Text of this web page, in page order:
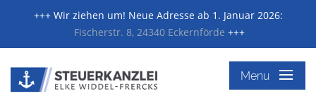
+++ Wir ziehen um! Neue Adresse ab 1. Januar 2026:
Fischerstr. 8, 24340 Eckernförde +++
Menu ≡